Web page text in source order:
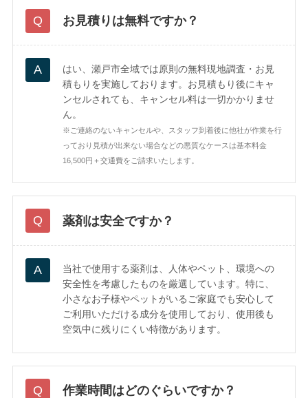
お見積りは無料ですか？
はい、瀬戸市全域では原則の無料現地調査・お見
積もりを実施しております。お見積もり後にキャ
ンセルされても、キャンセル料は一切かかりませ
ん。
※ご連絡のないキャンセルや、スタッフ到着後に他社が作業を行
っており見積が出来ない場合などの悪質なケースは基本料金
16,500円＋交通費をご請求いたします。
薬剤は安全ですか？
当社で使用する薬剤は、人体やペット、環境への
安全性を考慮したものを厳選しています。特に、
小さなお子様やペットがいるご家庭でも安心して
ご利用いただける成分を使用しており、使用後も
空気中に残りにくい特徴があります。
作業時間はどのぐらいですか？